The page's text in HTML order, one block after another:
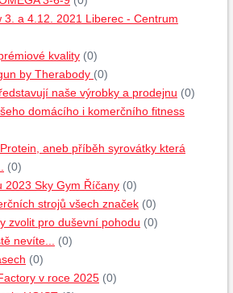
3. a 4.12. 2021 Liberec - Centrum
kvality (0)
by Therabody (0)
naše výrobky a prodejnu (0)
domácího i komerčního fitness
aneb příběh syrovátky která
(0)
2023 Sky Gym Říčany (0)
strojů všech značek (0)
zvolit pro duševní pohodu (0)
nevíte...
(0)
(0)
v roce 2025 (0)